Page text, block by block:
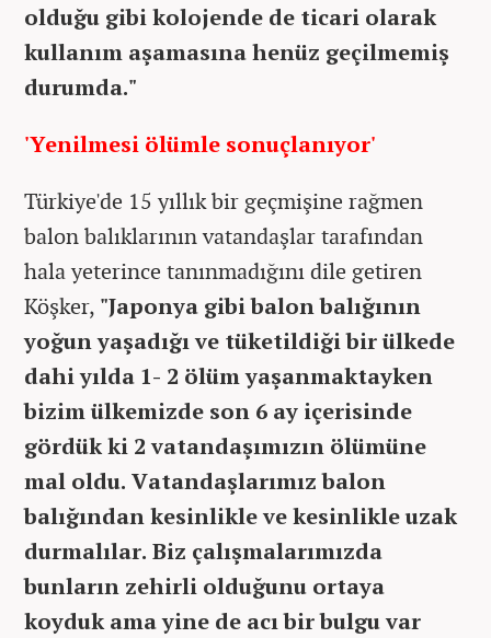
olduğu gibi kolojende de ticari olarak
kullanım aşamasına henüz geçilmemiş
durumda."
'Yenilmesi ölümle sonuçlanıyor'
Türkiye'de 15 yıllık bir geçmişine rağmen
balon balıklarının vatandaşlar tarafından
hala yeterince tanınmadığını dile getiren
Köşker, "Japonya gibi balon balığının
yoğun yaşadığı ve tüketildiği bir ülkede
dahi yılda 1- 2 ölüm yaşanmaktayken
bizim ülkemizde son 6 ay içerisinde
gördük ki 2 vatandaşımızın ölümüne
mal oldu. Vatandaşlarımız balon
balığından kesinlikle ve kesinlikle uzak
durmalılar. Biz çalışmalarımızda
bunların zehirli olduğunu ortaya
koyduk ama yine de acı bir bulgu var